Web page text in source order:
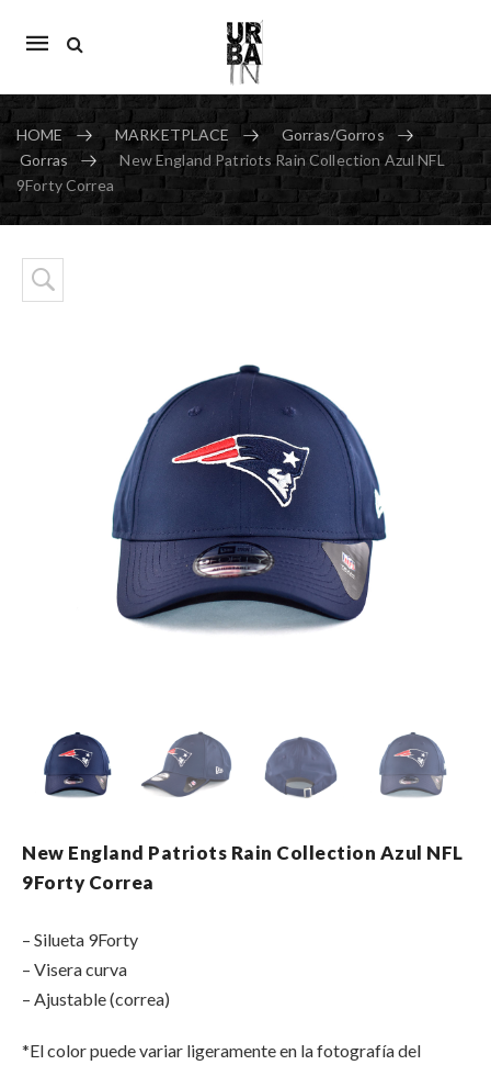
Mobile
HOME MARKETPLACE
Gorras/Gorros
Gorras
New England Patriots Rain Collection Azul NFL
9Forty Correa
Skip to content
New England Patriots Rain Collection Azul NFL
9Forty Correa
– Silueta 9Forty
– Visera curva
– Ajustable (correa)
*El color puede variar ligeramente en la fotografía del